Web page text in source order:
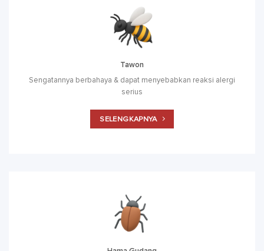
Tawon
Sengatannya berbahaya & dapat menyebabkan reaksi alergi
serius
SELENGKAPNYA